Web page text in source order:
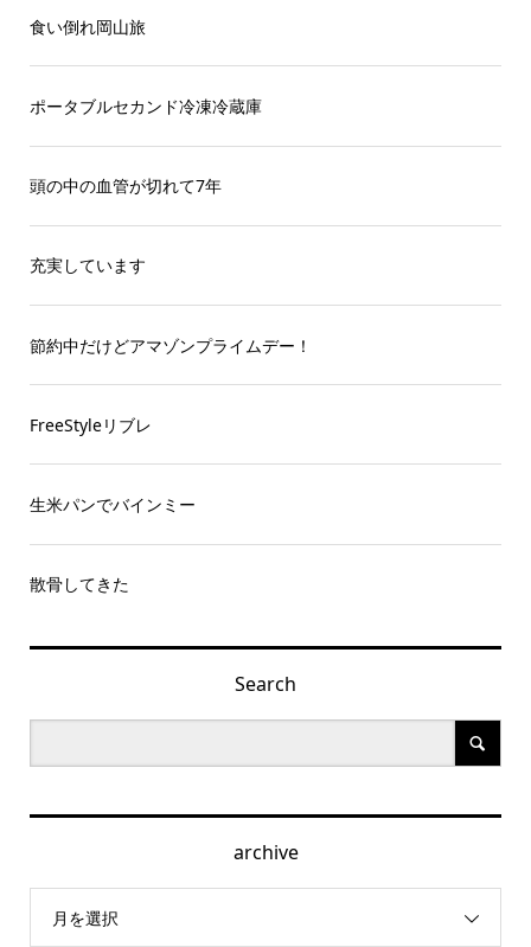
食い倒れ岡山旅
ポータブルセカンド冷凍冷蔵庫
頭の中の血管が切れて7年
充実しています
節約中だけどアマゾンプライムデー！
FreeStyleリブレ
生米パンでバインミー
散骨してきた
Search
archive
月を選択